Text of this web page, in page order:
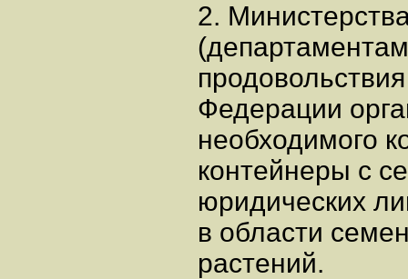
2.
Федерации
необходимого
контейнеры с
юридических
в области
растений.